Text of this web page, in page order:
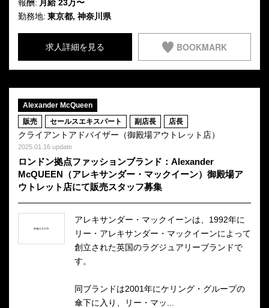
報酬: 月給 23万〜
勤務地: 東京都, 神奈川県
求人詳細を見る BOOKMARK
Alexander McQueen
販売
セールスエキスパート 副店長 店長
クライアントアドバイザー（御殿場アウトレット店）
2025.01.16 update
ロンドン拠点ファッションブランド：Alexander
McQUEEN（アレキサンダー・マックイーン）御殿場ア
ウトレット店にて販売スタッフ募集
アレキサンダー・マックイーンは、1992年に
リー・アレキサンダー・マックイーンによって
創立された英国のラグジュアリーブランドで
す。
同ブランドは2001年にケリング・グループの
傘下に入り、リー・マッ...